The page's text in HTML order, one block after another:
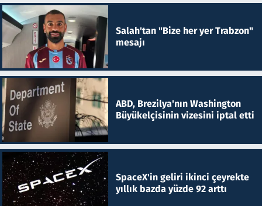
Salah'tan "Bize her yer Trabzon"
mesajı
ABD, Brezilya'nın Washington
Büyükelçisinin vizesini iptal etti
SpaceX'in geliri ikinci çeyrekte
yıllık bazda yüzde 92 arttı